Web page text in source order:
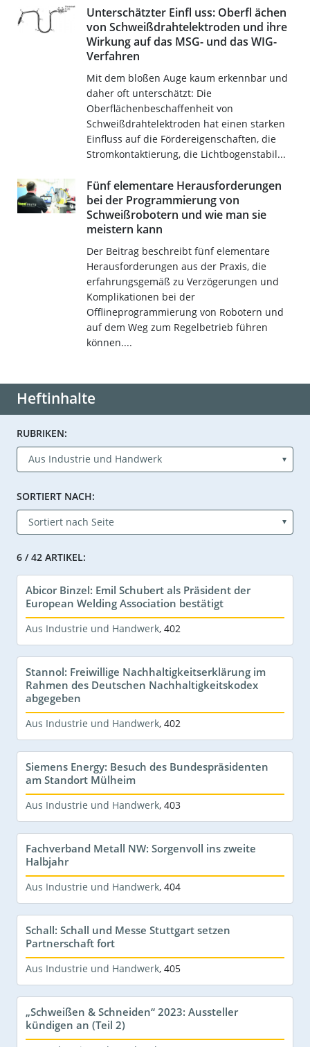
Unterschätzter Einfl uss: Oberfl ächen
von Schweißdrahtelektroden und ihre
Wirkung auf das MSG- und das WIG-
Verfahren
Mit dem bloßen Auge kaum erkennbar und
daher oft unterschätzt: Die
Oberflächenbeschaffenheit von
Schweißdrahtelektroden hat einen starken
Einfluss auf die Fördereigenschaften, die
Stromkontaktierung, die Lichtbogenstabil...
Fünf elementare Herausforderungen
bei der Programmierung von
Schweißrobotern und wie man sie
meistern kann
Der Beitrag beschreibt fünf elementare
Herausforderungen aus der Praxis, die
erfahrungsgemäß zu Verzögerungen und
Komplikationen bei der
Offlineprogrammierung von Robotern und
auf dem Weg zum Regelbetrieb führen
können....
Heftinhalte
RUBRIKEN:
SORTIERT NACH:
6 / 42 ARTIKEL:
Abicor Binzel: Emil Schubert als Präsident der
European Welding Association bestätigt
Aus Industrie und Handwerk, 402
Stannol: Freiwillige Nachhaltigkeitserklärung im
Rahmen des Deutschen Nachhaltigkeitskodex
abgegeben
Aus Industrie und Handwerk, 402
Siemens Energy: Besuch des Bundespräsidenten
am Standort Mülheim
Aus Industrie und Handwerk, 403
Fachverband Metall NW: Sorgenvoll ins zweite
Halbjahr
Aus Industrie und Handwerk, 404
Schall: Schall und Messe Stuttgart setzen
Partnerschaft fort
Aus Industrie und Handwerk, 405
„Schweißen & Schneiden“ 2023: Aussteller
kündigen an (Teil 2)